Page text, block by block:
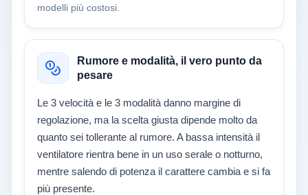
modelli più costosi.
Rumore e modalità, il vero punto da
pesare
Le 3 velocità e le 3 modalità danno margine di
regolazione, ma la scelta giusta dipende molto da
quanto sei tollerante al rumore. A bassa intensità il
ventilatore rientra bene in un uso serale o notturno,
mentre salendo di potenza il carattere cambia e si fa
più presente.